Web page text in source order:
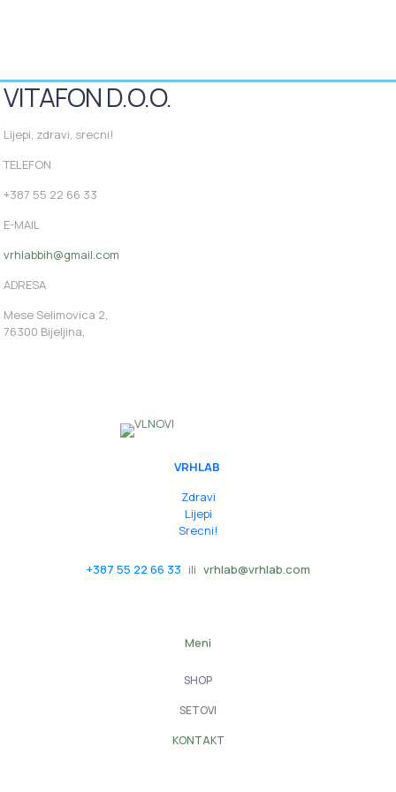
VITAFON D.O.O.
Lijepi, zdravi, srecni!
TELEFON
+387 55 22 66 33
E-MAIL
vrhlabbih@gmail.com
ADRESA
Mese Selimovica 2,
76300 Bijeljina,
VRHLAB
Zdravi
Lijepi
Srecni!
+387 55 22 66 33 ili vrhlab@vrhlab.com
Meni
SHOP
SETOVI
KONTAKT